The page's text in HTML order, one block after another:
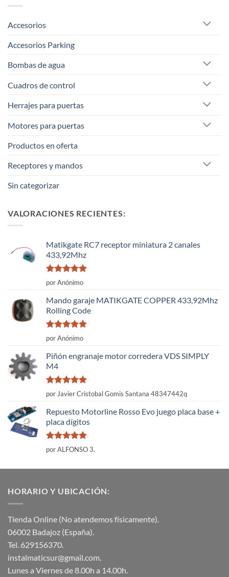
Accesorios
Accesorios Parking
Bombas de agua
Cuadros de control
Herrajes para puertas
Motores para puertas
Productos en oferta
Receptores y mandos
Sin categorizar
VALORACIONES RECIENTES:
Matikgate RC7 receptor miniatura 2 canales
433,92Mhz
Valorado
con
por Anónimo
Mando garaje MATIKGATE COPPER 433,92Mhz
Rolling Code
Valorado
con
por Anónimo
Piñón engranaje motor corredera VDS SIMPLY
M4
Valorado
con
por Javier Cristobal Gomis Santana 48347442q
Repuesto Motorline Rosso Evo juego placa base +
placa dígitos
Valorado
con
por ALFONSO 3.
HORARIO Y UBICACIÓN:
Tienda Online (No atendemos físicamente).
06002 Badajoz (España).
Tel. 629156370.
instalmaticsur@gmail.com.
Lunes a Viernes de 8.00h a 14.00h.